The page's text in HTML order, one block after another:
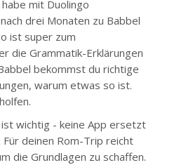
mit Duolingo
drei Monaten zu Babbel
ist super zum
die Grammatik-Erklärungen
bekommst du richtige
warum etwas so ist.
wichtig - keine App ersetzt
deinen Rom-Trip reicht
die Grundlagen zu schaffen.